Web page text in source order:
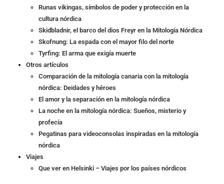
Runas vikingas, símbolos de poder y protección en la
cultura nórdica
Skidbladnir, el barco del dios Freyr en la Mitología Nórdica
Skofnung: La espada con el mayor filo del norte
Tyrfing: El arma que exigía muerte
Otros artículos
Comparación de la mitología canaria con la mitología
nórdica: Deidades y héroes
El amor y la separación en la mitología nórdica
La noche en la mitología nórdica: Sueños, misterio y
profecía
Pegatinas para videoconsolas inspiradas en la mitología
nórdica
Viajes
Que ver en Helsinki – Viajes por los países nórdicos